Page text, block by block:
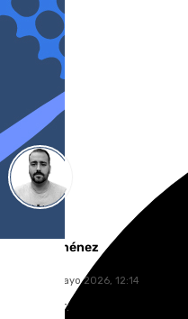
Pedro Jiménez
lunes, 18 mayo 2026, 12:14
Compartir: